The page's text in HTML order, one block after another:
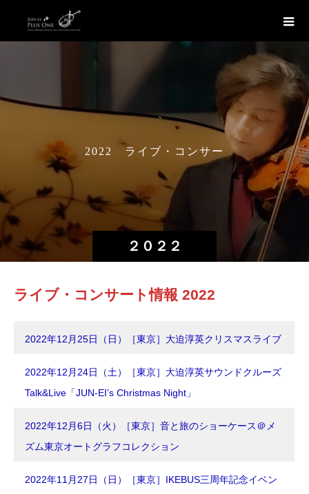
２０２２
022 イ ブ ・ コ ン サー ト 情
ライブ・コンサート情報 2022
2022年12月25日（日）［東京］大迫淳英クリスマスライブ
2022年12月24日（土）［東京］大迫淳英サウンドクルーズ
Talk&Live「JUN-EI’s Christmas Night」
2022年12月6日（火）［東京］音と旅のショーケース＠メ
ズム東京オートグラフコレクション
2022年11月27日（日）［東京］IKEBUS三周年記念イベン